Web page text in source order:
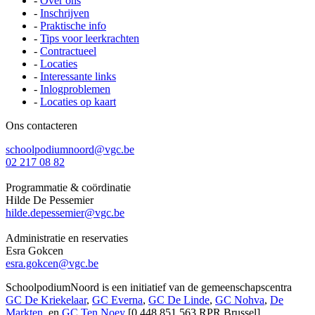
- Inschrijven
- Praktische info
- Tips voor leerkrachten
- Contractueel
- Locaties
- Interessante links
- Inlogproblemen
- Locaties op kaart
Ons contacteren
schoolpodiumnoord@vgc.be
02 217 08 82
Programmatie & coördinatie
Hilde De Pessemier
hilde.depessemier@vgc.be
Administratie en reservaties
Esra Gokcen
esra.gokcen@vgc.be
SchoolpodiumNoord is een initiatief van de gemeenschapscentra
GC De Kriekelaar, GC Everna, GC De Linde, GC Nohva, De
Markten , en GC Ten Noey [0.448.851.563 RPR Brussel]